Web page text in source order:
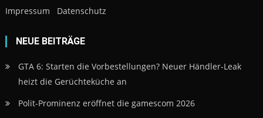
Impressum Datenschutz
NEUE BEITRÄGE
GTA 6: Starten die Vorbestellungen? Neuer Händler-Leak
heizt die Gerüchteküche an
Polit-Prominenz eröffnet die gamescom 2026